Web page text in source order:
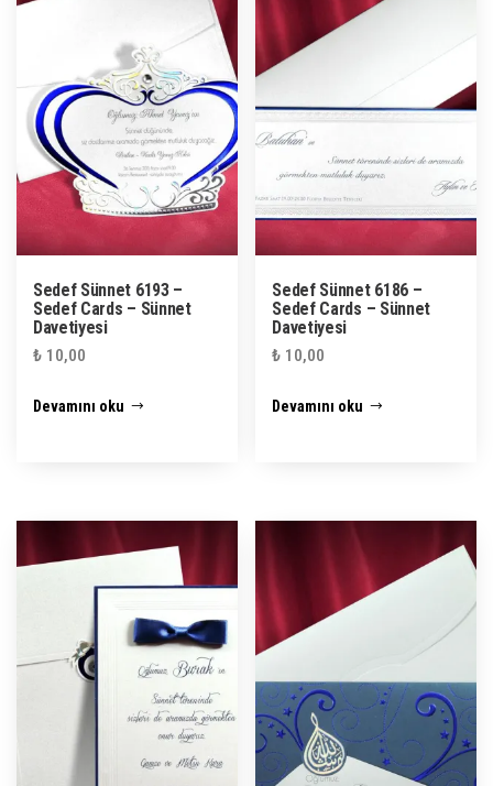
Sedef Sünnet 6193 –
Sedef Cards – Sünnet
Davetiyesi
₺ 10,00
Devamını oku
Sedef Sünnet 6186 –
Sedef Cards – Sünnet
Davetiyesi
₺ 10,00
Devamını oku